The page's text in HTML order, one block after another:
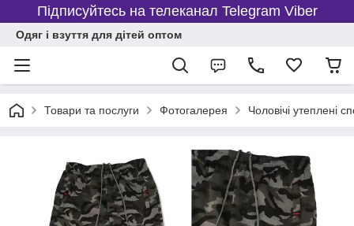
Підписуйтесь на телеканал Telegram Viber
Одяг і взуття для дітей оптом
Товари та послуги Фотогалерея Чоловічі утеплені